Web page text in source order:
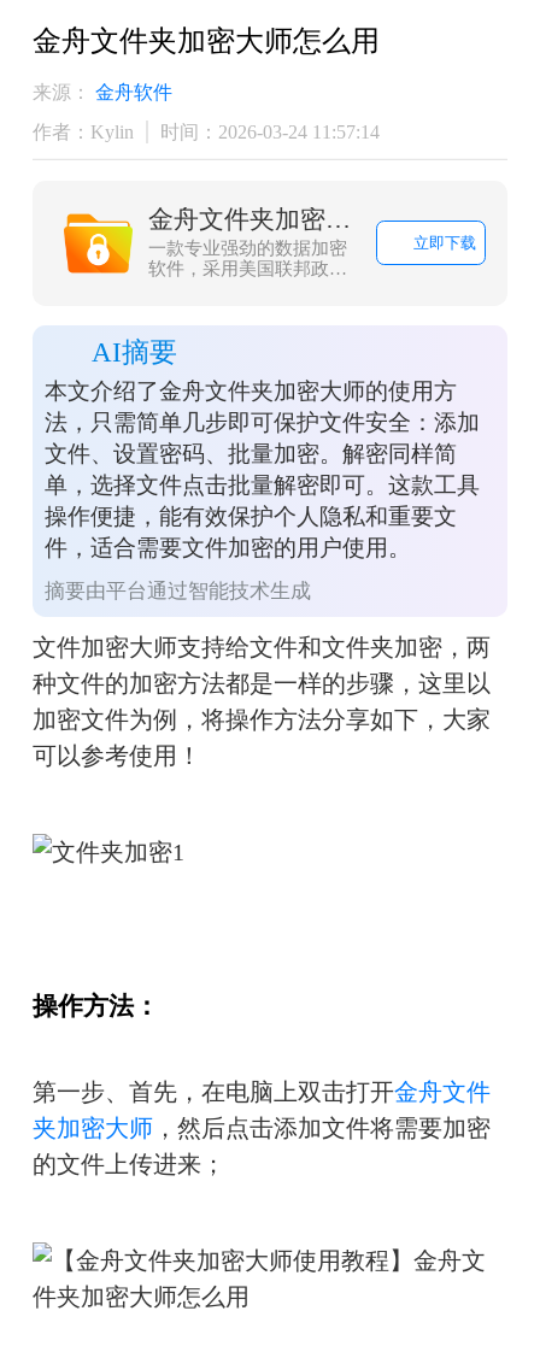
金舟文件夹加密大师怎么用
来源：
金舟软件
作者：Kylin
时间：2026-03-24 11:57:14
金舟文件夹加密大师
一款专业强劲的数据加密
软件，采用美国联邦政府
性高、资源消耗低，不仅
拥有文件（夹）加密、解
密、打开等功能，而且本
地加密/解密，更安全，更
高效，同时界面简洁，操
作方便，一用即会，让金
舟文件夹加密大师成为您
文件(夹)加密的好帮手！
立即下载
AI摘要
本文介绍了金舟文件夹加密大师的使用方
法，只需简单几步即可保护文件安全：添加
文件、设置密码、批量加密。解密同样简
单，选择文件点击批量解密即可。这款工具
操作便捷，能有效保护个人隐私和重要文
件，适合需要文件加密的用户使用。
摘要由平台通过智能技术生成
文件加密大师支持给文件和文件夹加密，两
种文件的加密方法都是一样的步骤，这里以
加密文件为例，将操作方法分享如下，大家
可以参考使用！
操作方法：
第一步、首先，在电脑上双击打开金舟文件
夹加密大师，然后点击添加文件将需要加密
的文件上传进来；